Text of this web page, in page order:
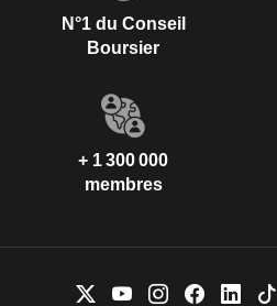
N°1 du Conseil
Boursier
+ 1 300 000
membres